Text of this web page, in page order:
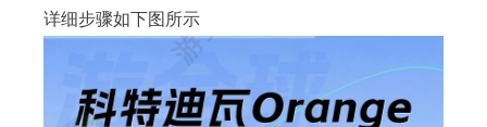
详细步骤如下图所示